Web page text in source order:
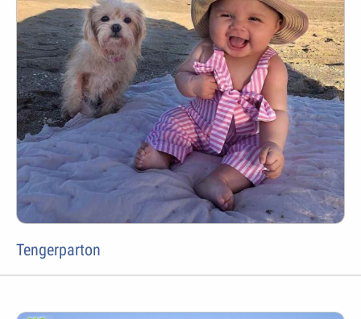
Tengerparton